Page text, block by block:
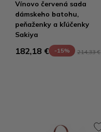
Vínovo červená sada
dámskeho batohu,
peňaženky a kľúčenky
Sakiya
182,18 € -15% 214,33 €